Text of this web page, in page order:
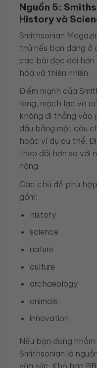
Nguồn 5:
History và
Smithsonian
thử nếu bạn đang ở
các bài đọc dài hơn
hóa và thiên nhiên.
Điểm mạnh của
ràng, mạch lạc và
không đi thẳng vào
đầu bằng một câu
hoặc ví dụ cụ thể.
theo dõi hơn so với
nặng.
Các chủ đề phù
gồm:
history
science
nature
culture
archaeology
animals
innovation
Nếu bạn đang
Smithsonian là